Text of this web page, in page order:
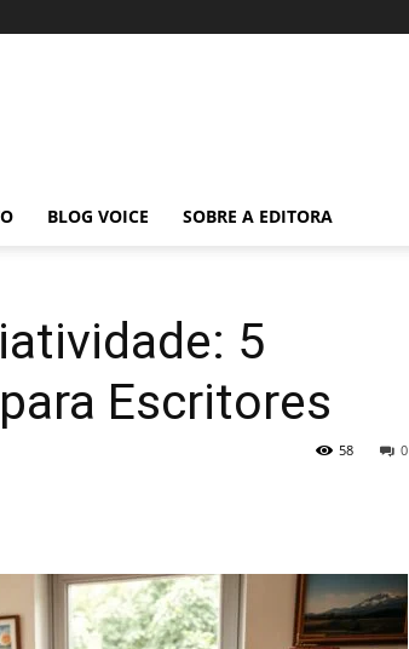
BLOG VOICE SOBRE A EDITORA
5
Escritores
0
58